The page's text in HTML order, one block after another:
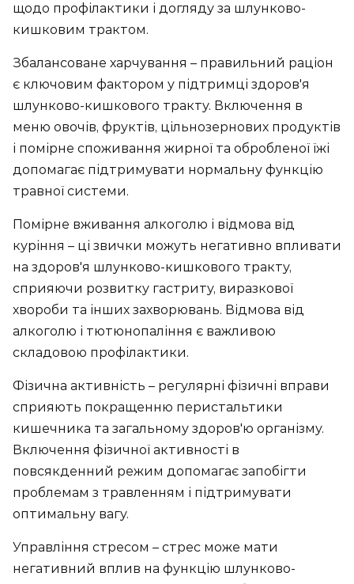
щодо профілактики і догляду за шлунково-
кишковим трактом.
Збалансоване харчування – правильний раціон
є ключовим фактором у підтримці здоров'я
шлунково-кишкового тракту. Включення в
меню овочів, фруктів, цільнозернових продуктів
і помірне споживання жирної та обробленої їжі
допомагає підтримувати нормальну функцію
травної системи.
Помірне вживання алкоголю і відмова від
куріння – ці звички можуть негативно впливати
на здоров'я шлунково-кишкового тракту,
сприяючи розвитку гастриту, виразкової
хвороби та інших захворювань. Відмова від
алкоголю і тютюнопаління є важливою
складовою профілактики.
Фізична активність – регулярні фізичні вправи
сприяють покращенню перистальтики
кишечника та загальному здоров'ю організму.
Включення фізичної активності в
повсякденний режим допомагає запобігти
проблемам з травленням і підтримувати
оптимальну вагу.
Управління стресом – стрес може мати
негативний вплив на функцію шлунково-